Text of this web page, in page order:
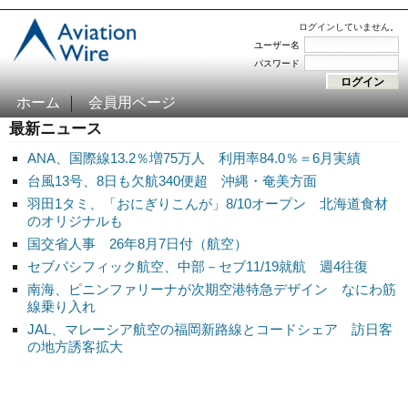
ログインしていません。
ユーザー名
パスワード
ホーム 会員用ページ
最新ニュース
ANA、国際線13.2％増75万人 利用率84.0％＝6月実績
台風13号、8日も欠航340便超 沖縄・奄美方面
羽田1タミ、「おにぎりこんが」8/10オープン 北海道食材
のオリジナルも
国交省人事 26年8月7日付（航空）
セブパシフィック航空、中部－セブ11/19就航 週4往復
南海、ピニンファリーナが次期空港特急デザイン なにわ筋
線乗り入れ
JAL、マレーシア航空の福岡新路線とコードシェア 訪日客
の地方誘客拡大